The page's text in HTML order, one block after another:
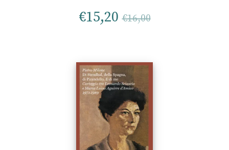
€15,20 €16,00